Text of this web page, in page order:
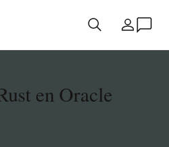
País
en Oracle